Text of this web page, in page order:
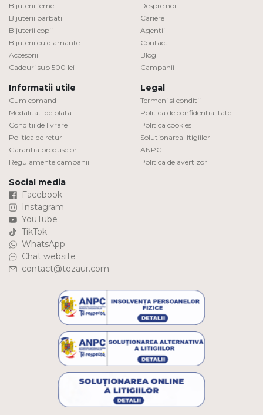
Bijuterii femei
Bijuterii barbati
Bijuterii copii
Bijuterii cu diamante
Accesorii
Cadouri sub 500 lei
Despre noi
Cariere
Agentii
Contact
Blog
Campanii
Informatii utile
Cum comand
Modalitati de plata
Conditii de livrare
Politica de retur
Garantia produselor
Regulamente campanii
Legal
Termeni si conditii
Politica de confidentialitate
Politica cookies
Solutionarea litigiilor
ANPC
Politica de avertizori
Social media
Facebook
Instagram
YouTube
TikTok
WhatsApp
Chat website
contact@tezaur.com